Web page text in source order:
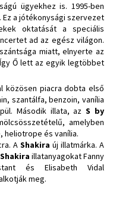
ügyekhez is. 1995-ben
Ez a jótékonysági szervezet
oktatását a speciális
ad az egész világon.
miatt, elnyerte az
Ő lett az egyik legtöbbet
közösen piacra dobta első
szantálfa, benzoin, vanília
Második illata, azS by
amelyben
heliotrope és vanília.
A Shakira új illatmárka. A
Shakira illatanyagokat Fanny
és Elisabeth Vidal
meg.